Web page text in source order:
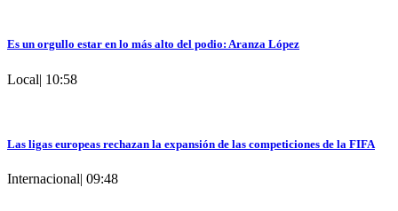
Es un orgullo estar en lo más alto del podio: Aranza López
Local| 10:58
Las ligas europeas rechazan la expansión de las competiciones de la FIFA
Internacional| 09:48